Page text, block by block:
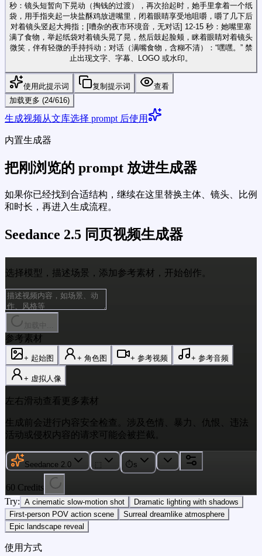
秒：镜头短暂向下晃动（掏钱的过渡），再次抬起时，她手里拿着一个纸
袋，用手指夹起一块盐酥鸡放进嘴里，闭着眼睛享受地咀嚼，嚼了几下后
对着镜头竖起大拇指；[嘈杂的夜市环境音，无对话] 12-15 秒：她嘴里塞
满了食物，举起纸袋对着镜头晃了晃，然后鼓起脸颊，眯着眼睛对着镜头
微笑，伴有轻微的手持抖动；对话（满嘴食物，含糊不清）：“嘿嘿。” 禁
止出现文字、字幕、LOGO 或水印。
使用此提示词 复制提示词
查看
加载更多 (24/616)
生成视频从文库选择 prompt 后使用
内置生成器
把刚浏览的 prompt 放进生成器
如果你已经找到合适结构，继续在这里替换主体、镜头、比例
和时长，再进入生成流程。
Seedance 2.5 同页视频生成器
选择模型，描述场景，添加参考素材，开始创作。
加载中...
参考素材
+ 起始图 + 角色图 + 参考视频 + 参考音频
+ 虚拟人像
左右滑动查看更多素材
生成前会进行内容安全检查。涉及色情、暴力、仇恨、违法
活动或侵权内容的请求可能会被拦截。
Seedance 2.0 ⬚ ⏱s
60 Credits
Try: A cinematic slow-motion shot
Dramatic lighting with shadows
First-person POV action scene
Surreal dreamlike atmosphere
Epic landscape reveal
使用方式